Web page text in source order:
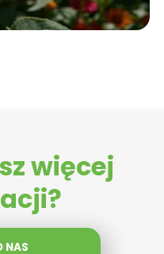
więcej
NAS